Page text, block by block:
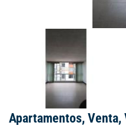
Apartamentos,